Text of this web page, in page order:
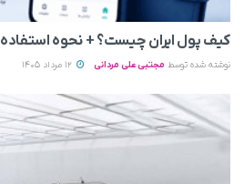
کیف پول ایران چیست؟ + نحوه استفاده
نوشته شده توسط مجتبی علی مردانی